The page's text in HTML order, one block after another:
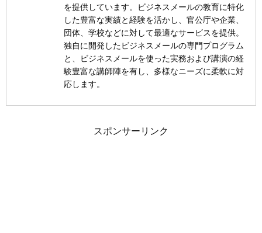
を提供しています。ビジネスメールの教育に特化
した豊富な実績と経験を活かし、官公庁や企業、
団体、学校などに対して最適なサービスを提供。
独自に開発したビジネスメールの専門プログラム
と、ビジネスメールを使った実務および講演の経
験豊富な講師陣を有し、多様なニーズに柔軟に対
応します。
スポンサーリンク